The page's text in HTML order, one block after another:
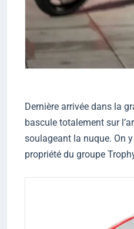
Dernière arrivée dans la
bascule totalement sur
soulageant la nuque. On
propriété du groupe